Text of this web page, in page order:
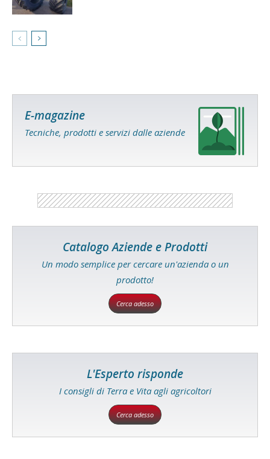
E-magazine
Tecniche, prodotti e servizi dalle aziende
Catalogo Aziende e Prodotti
Un modo semplice per cercare un'azienda o un
prodotto!
Cerca adesso
L'Esperto risponde
I consigli di Terra e Vita agli agricoltori
Cerca adesso